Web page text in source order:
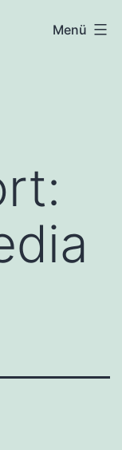
Menü